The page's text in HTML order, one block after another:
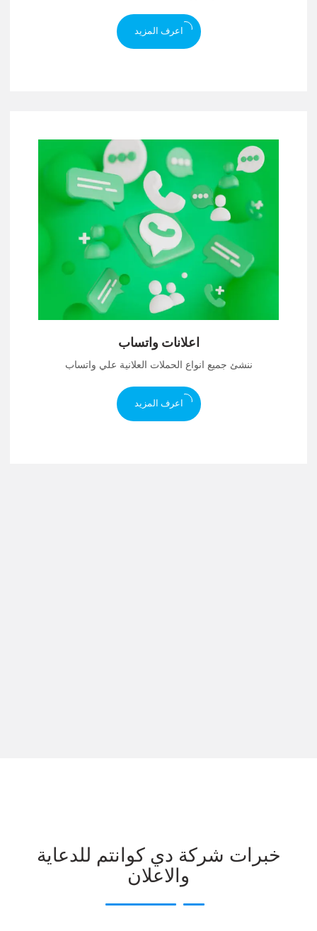
اعرف المزيد
اعلانات واتساب
ننشئ جميع انواع الحملات العلانية علي واتساب
اعرف المزيد
خبرات شركة دي كوانتم للدعاية
والاعلان